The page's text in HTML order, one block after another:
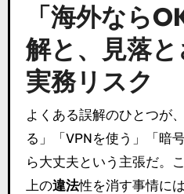
「海外なら
解と、見落
実務リスク
よくある誤解のひとつが
る」「VPNを使う」「暗
ら大丈夫という主張だ。
上の違法性を消す事情に